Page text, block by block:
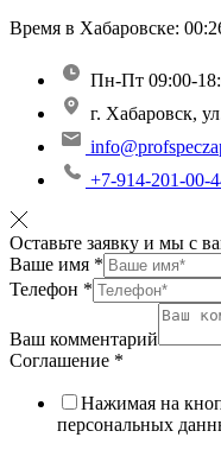
Время в Хабаровске:
Пн-Пт 09:00-
г. Хабаровск,
+7-914-201-00-
Оставьте заявку и мы с
Ваше имя *
Телефон *
Ваш комментарий
Соглашение *
Нажимая на
персональных